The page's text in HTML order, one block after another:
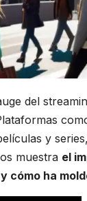
del
y
muestra el
cómo ha